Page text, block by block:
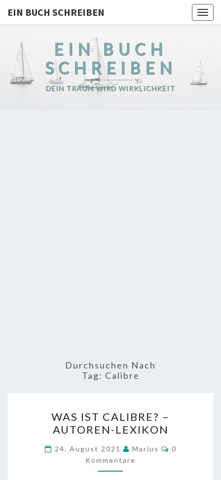
EIN BUCH SCHREIBEN
EIN BUCH
SCHREIBEN
DEIN TRAUM WIRD WIRKLICHKEIT
Durchsuchen Nach
Tag: Calibre
IST
CALIBRE?
–
AUTOREN-
LEXIKON
WAS IST CALIBRE? –
AUTOREN-LEXIKON
24. August 2021 Marius Kommentare
0
Kommentare